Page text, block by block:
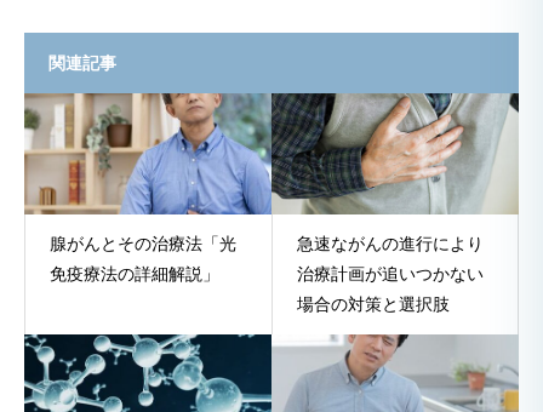
関連記事
腺がんとその治療法「光
免疫療法の詳細解説」
急速ながんの進行により
治療計画が追いつかない
場合の対策と選択肢